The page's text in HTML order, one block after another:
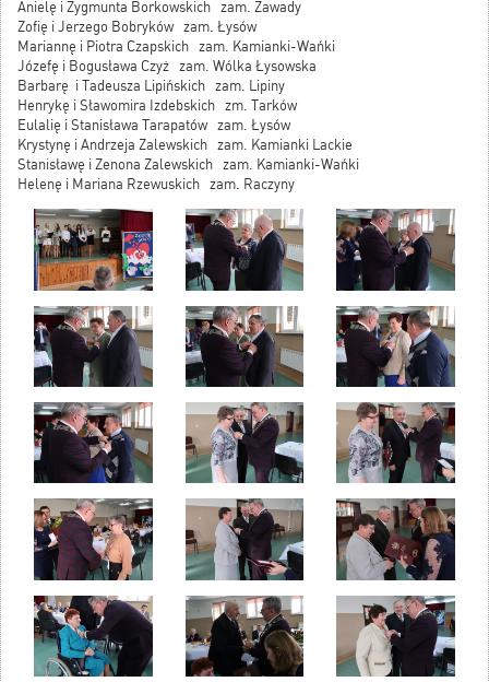
Anielę i Zygmunta Borkowskich zam. Zawady
Zofię i Jerzego Bobryków zam. Łysów
Mariannę i Piotra Czapskich zam. Kamianki-Wańki
Józefę i Bogusława Czyż zam. Wólka Łysowska
Barbarę i Tadeusza Lipińskich zam. Lipiny
Henrykę i Sławomira Izdebskich zm. Tarków
Eulalię i Stanisława Tarapatów zam. Łysów
Krystynę i Andrzeja Zalewskich zam. Kamianki Lackie
Stanisławę i Zenona Zalewskich zam. Kamianki-Wańki
Helenę i Mariana Rzewuskich zam. Raczyny